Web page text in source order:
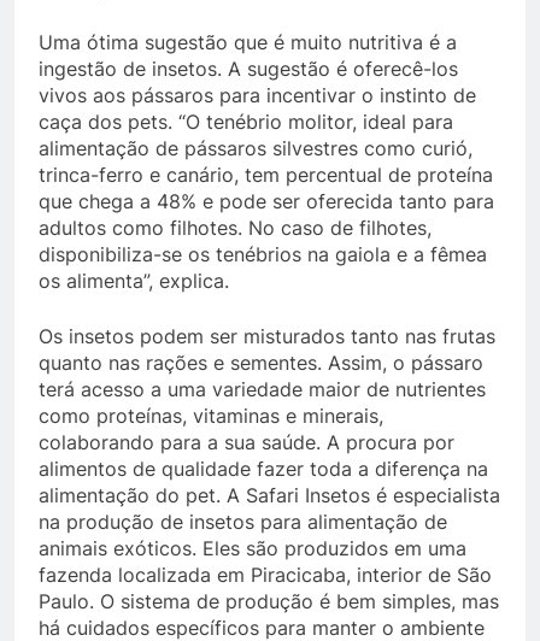
Uma ótima sugestão que é muito nutritiva é a
ingestão de insetos. A sugestão é oferecê-los
vivos aos pássaros para incentivar o instinto de
caça dos pets. “O tenébrio molitor, ideal para
alimentação de pássaros silvestres como curió,
trinca-ferro e canário, tem percentual de proteína
que chega a 48% e pode ser oferecida tanto para
adultos como filhotes. No caso de filhotes,
disponibiliza-se os tenébrios na gaiola e a fêmea
os alimenta”, explica.
Os insetos podem ser misturados tanto nas frutas
quanto nas rações e sementes. Assim, o pássaro
terá acesso a uma variedade maior de nutrientes
como proteínas, vitaminas e minerais,
colaborando para a sua saúde. A procura por
alimentos de qualidade fazer toda a diferença na
alimentação do pet. A Safari Insetos é especialista
na produção de insetos para alimentação de
animais exóticos. Eles são produzidos em uma
fazenda localizada em Piracicaba, interior de São
Paulo. O sistema de produção é bem simples, mas
há cuidados específicos para manter o ambiente